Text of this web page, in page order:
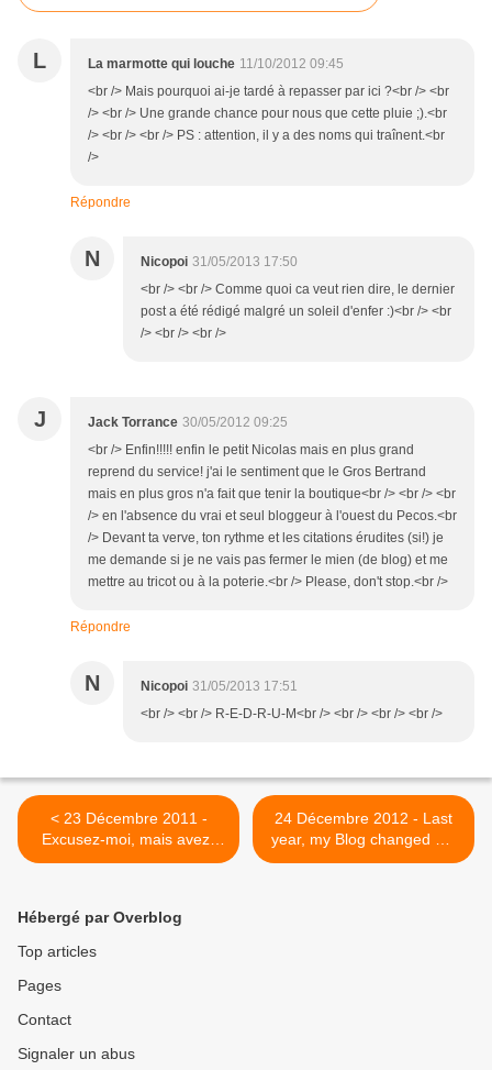
L La marmotte qui louche 11/10/2012 09:45
<br /> Mais pourquoi ai-je tardé à repasser par ici ?<br /> <br
/> <br /> Une grande chance pour nous que cette pluie ;).<br
/> <br /> <br /> PS : attention, il y a des noms qui traînent.<br
/>
Répondre
N Nicopoi 31/05/2013 17:50
<br /> <br /> Comme quoi ca veut rien dire, le dernier
post a été rédigé malgré un soleil d'enfer :)<br /> <br
/> <br /> <br />
J Jack Torrance 30/05/2012 09:25
<br /> Enfin!!!!! enfin le petit Nicolas mais en plus grand
reprend du service! j'ai le sentiment que le Gros Bertrand
mais en plus gros n'a fait que tenir la boutique<br /> <br /> <br
/> en l'absence du vrai et seul bloggeur à l'ouest du Pecos.<br
/> Devant ta verve, ton rythme et les citations érudites (si!) je
me demande si je ne vais pas fermer le mien (de blog) et me
mettre au tricot ou à la poterie.<br /> Please, don't stop.<br />
Répondre
N Nicopoi 31/05/2013 17:51
<br /> <br /> R-E-D-R-U-M<br /> <br /> <br /> <br />
< 23 Décembre 2011 -
Excusez-moi, mais avez-
vous pensé à mettre des
24 Décembre 2012 - Last
year, my Blog changed my
life >
Hébergé par Overblog
Top articles
Pages
Contact
Signaler un abus